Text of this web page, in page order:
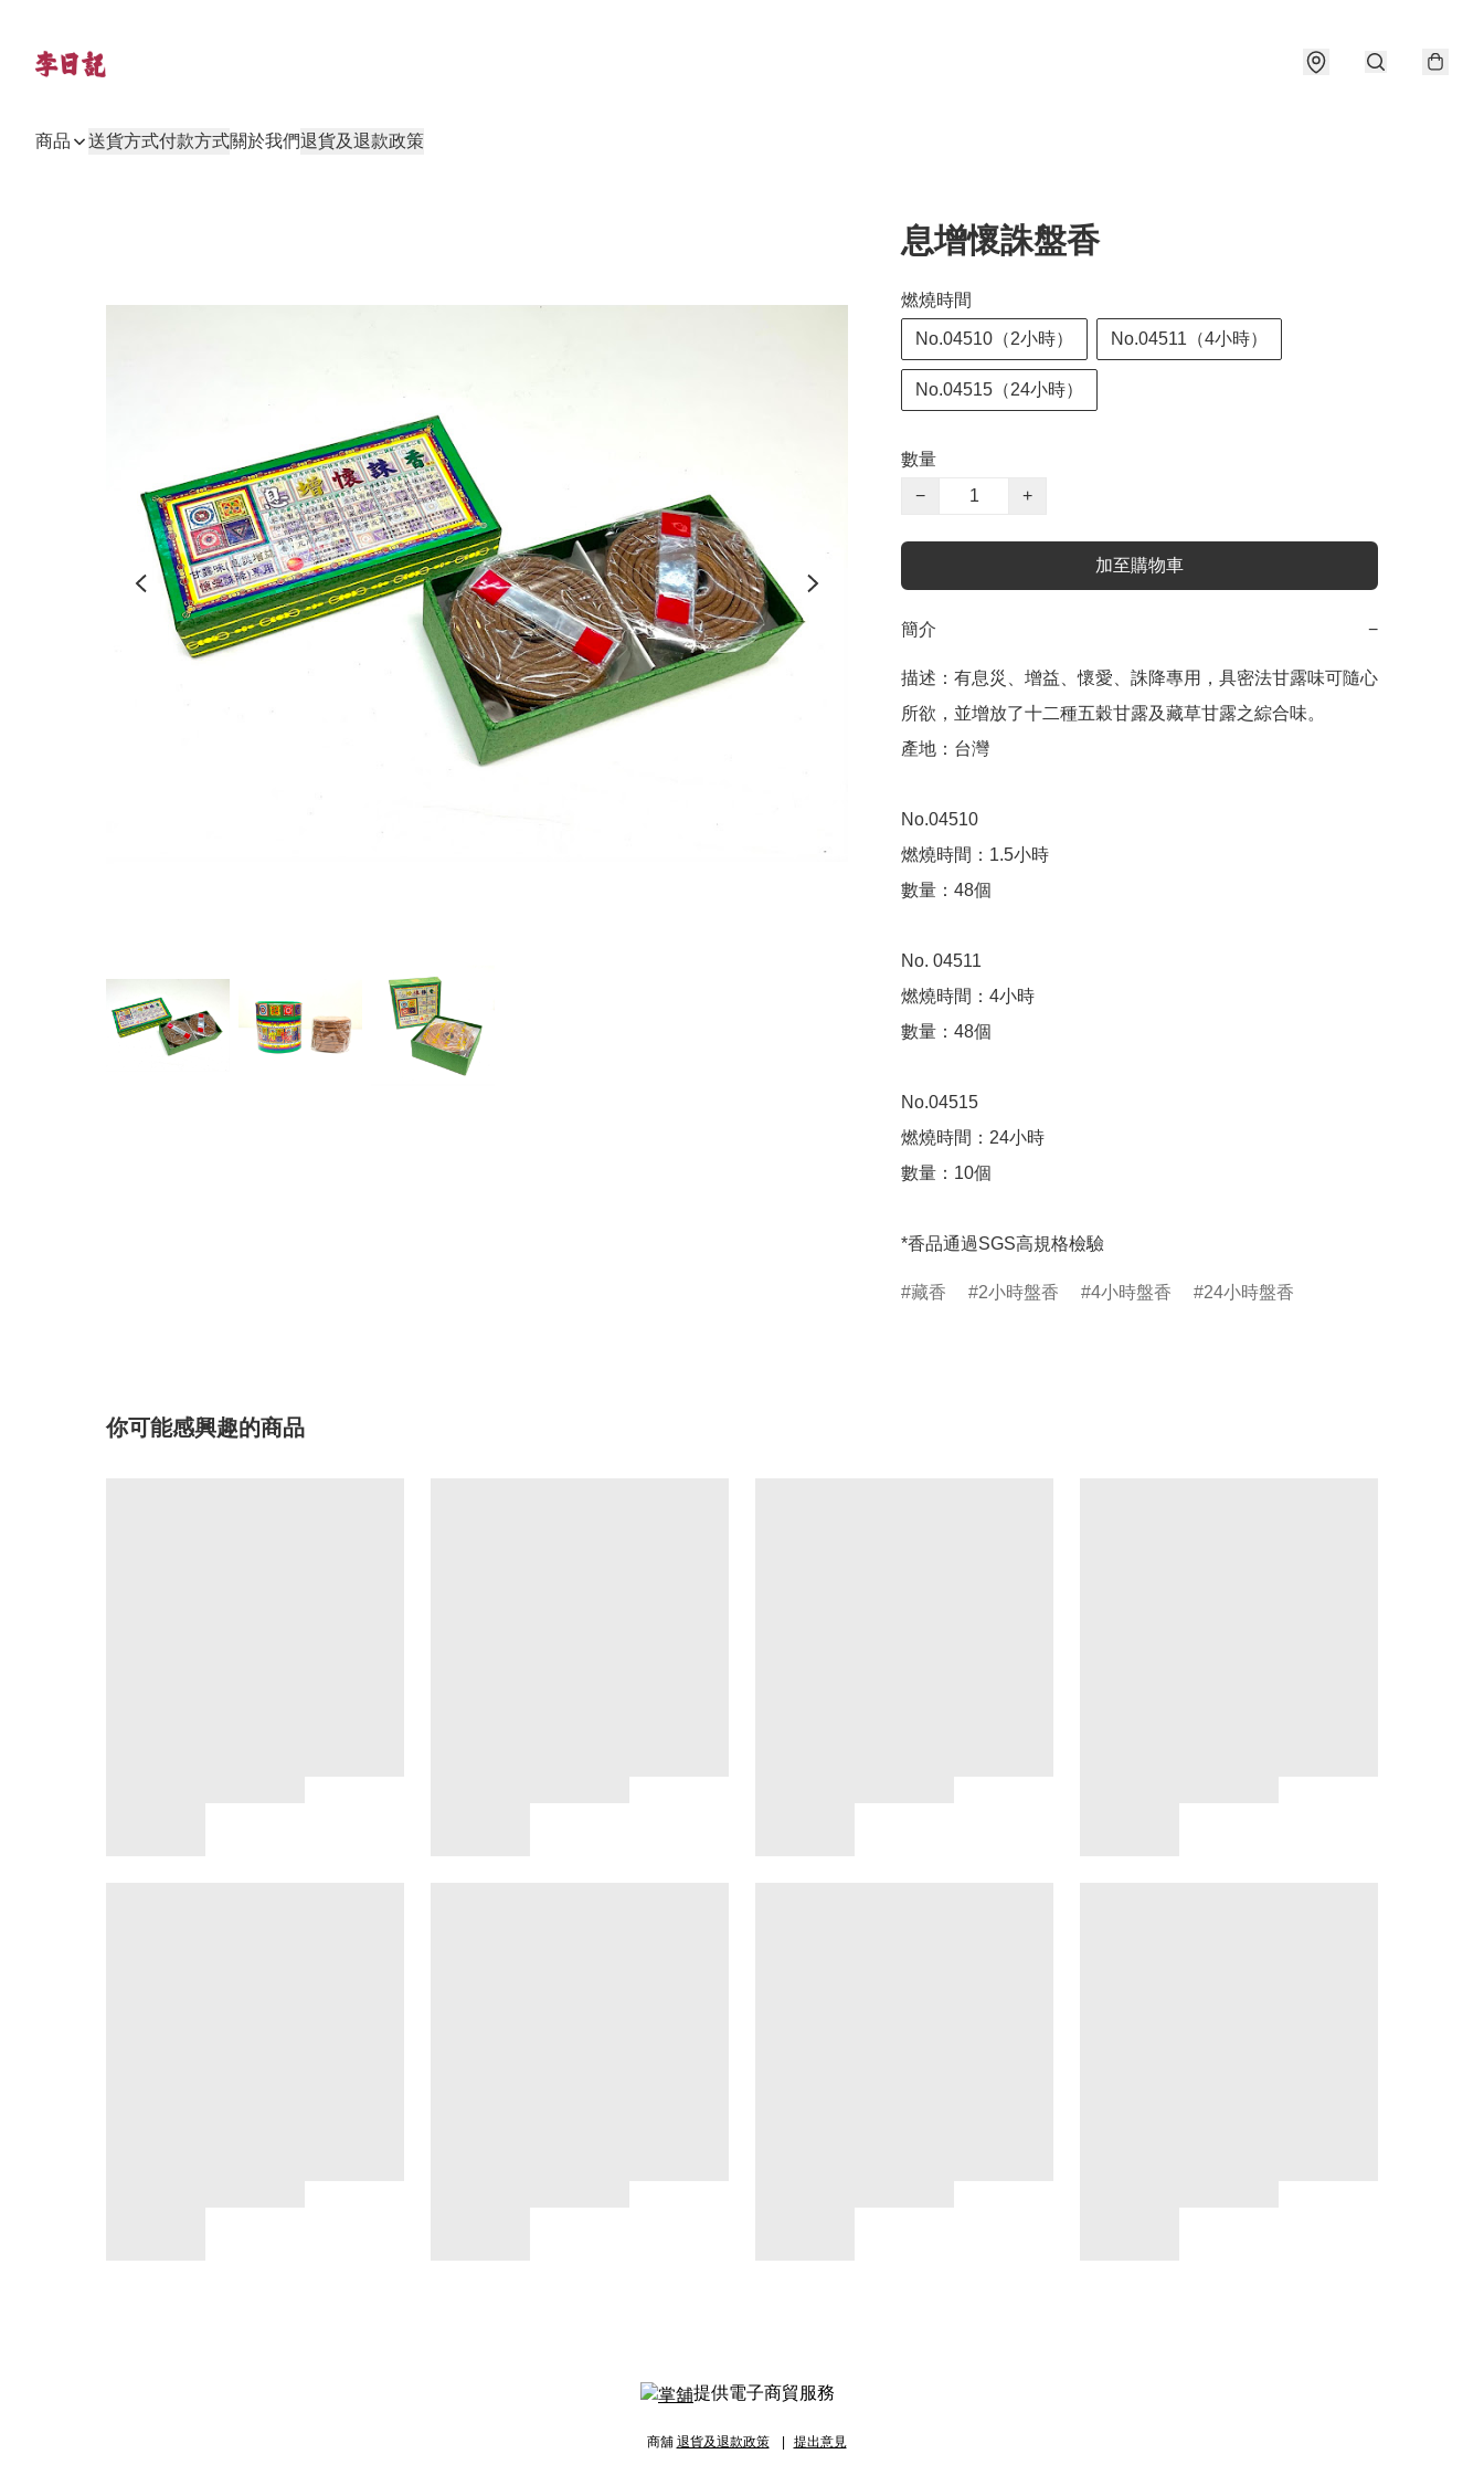
商品 送貨方式付款方式關於我們退貨及退款政策
息增懷誅盤香
燃燒時間
No.04510（2小時） No.04511（4小時）
No.04515（24小時）
數量
−
+
加至購物車
簡介 −
描述：有息災、增益、懷愛、誅降專用，具密法甘露味可隨心
所欲，並增放了十二種五穀甘露及藏草甘露之綜合味。
產地：台灣
No.04510
燃燒時間：1.5小時
數量：48個
No. 04511
燃燒時間：4小時
數量：48個
No.04515
燃燒時間：24小時
數量：10個
*香品通過SGS高規格檢驗
藏香 2小時盤香 4小時盤香 24小時盤香
你可能感興趣的商品
提供電子商貿服務
商舖 退貨及退款政策 提出意見